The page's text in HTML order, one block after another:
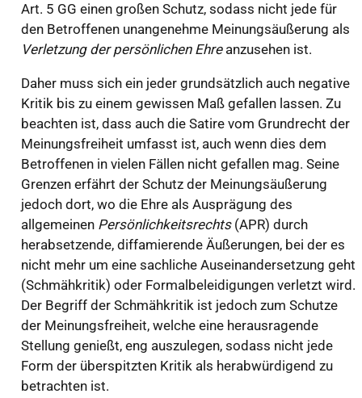
Art. 5 GG einen großen Schutz, sodass nicht jede für
den Betroffenen unangenehme Meinungsäußerung als
Verletzung der persönlichen Ehreanzusehen ist.
Daher muss sich ein jeder grundsätzlich auch negative
Kritik bis zu einem gewissen Maß gefallen lassen. Zu
beachten ist, dass auch die Satire vom Grundrecht der
Meinungsfreiheit umfasst ist, auch wenn dies dem
Betroffenen in vielen Fällen nicht gefallen mag. Seine
Grenzen erfährt der Schutz der Meinungsäußerung
jedoch dort, wo die Ehre als Ausprägung des
allgemeinen Persönlichkeitsrechts(APR) durch
herabsetzende, diffamierende Äußerungen, bei der es
nicht mehr um eine sachliche Auseinandersetzung geht
(Schmähkritik) oder Formalbeleidigungen verletzt wird.
Der Begriff der Schmähkritik ist jedoch zum Schutze
der Meinungsfreiheit, welche eine herausragende
Stellung genießt, eng auszulegen, sodass nicht jede
Form der überspitzten Kritik als herabwürdigend zu
betrachten ist.